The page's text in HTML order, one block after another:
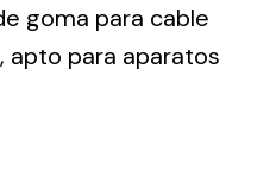
goma para cable
apto para aparatos